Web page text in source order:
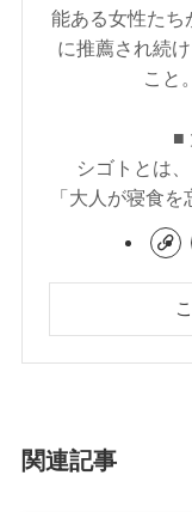
能ある女性たち
に推薦され続
こと
■
シゴトとは
「大人が寝食
関連記事